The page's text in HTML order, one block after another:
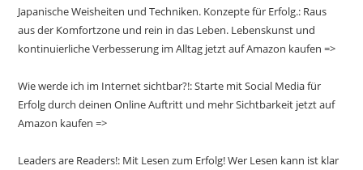
Japanische Weisheiten und Techniken. Konzepte für Erfolg.: Raus
aus der Komfortzone und rein in das Leben. Lebenskunst und
kontinuierliche Verbesserung im Alltag jetzt auf Amazon kaufen =>
Wie werde ich im Internet sichtbar?!: Starte mit Social Media für
Erfolg durch deinen Online Auftritt und mehr Sichtbarkeit jetzt auf
Amazon kaufen =>
Leaders are Readers!: Mit Lesen zum Erfolg! Wer Lesen kann ist klar